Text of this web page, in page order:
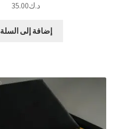
د.ك35.00
إضافة إلى السلة